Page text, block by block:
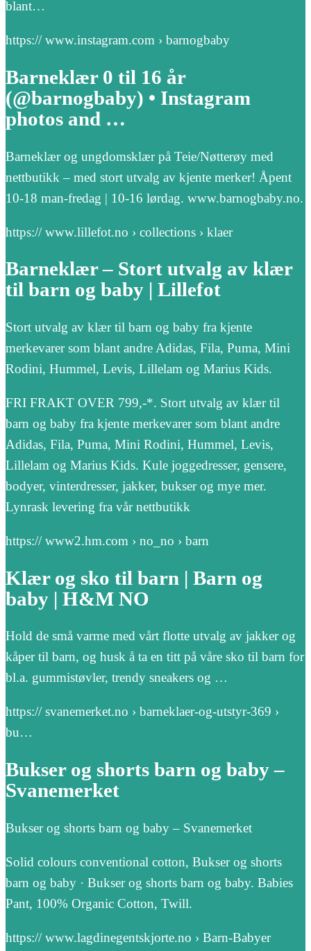
blant…
https:// www.instagram.com › barnogbaby
Barneklær 0 til 16 år
(@barnogbaby) • Instagram
photos and …
Barneklær og ungdomsklær på Teie/Nøtterøy med
nettbutikk – med stort utvalg av kjente merker! Åpent
10-18 man-fredag | 10-16 lørdag. www.barnogbaby.no.
https:// www.lillefot.no › collections › klaer
Barneklær – Stort utvalg av klær
til barn og baby | Lillefot
Stort utvalg av klær til barn og baby fra kjente
merkevarer som blant andre Adidas, Fila, Puma, Mini
Rodini, Hummel, Levis, Lillelam og Marius Kids.
FRI FRAKT OVER 799,-*. Stort utvalg av klær til
barn og baby fra kjente merkevarer som blant andre
Adidas, Fila, Puma, Mini Rodini, Hummel, Levis,
Lillelam og Marius Kids. Kule joggedresser, gensere,
bodyer, vinterdresser, jakker, bukser og mye mer.
Lynrask levering fra vår nettbutikk
https:// www2.hm.com › no_no › barn
Klær og sko til barn | Barn og
baby | H&M NO
Hold de små varme med vårt flotte utvalg av jakker og
kåper til barn, og husk å ta en titt på våre sko til barn for
bl.a. gummistøvler, trendy sneakers og …
https:// svanemerket.no › barneklaer-og-utstyr-369 ›
bu…
Bukser og shorts barn og baby –
Svanemerket
Bukser og shorts barn og baby – Svanemerket
Solid colours conventional cotton, Bukser og shorts
barn og baby · Bukser og shorts barn og baby. Babies
Pant, 100% Organic Cotton, Twill.
https:// www.lagdinegentskjorte.no › Barn-Babyer